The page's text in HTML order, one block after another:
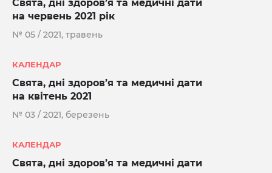
Свята, дні здоров’я та медичні дати
на червень 2021 рік
№ 05 / 2021, травень
КАЛЕНДАР
Свята, дні здоров’я та медичні дати
на квітень 2021
№ 03 / 2021, березень
КАЛЕНДАР
Свята, дні здоров’я та медичні дати